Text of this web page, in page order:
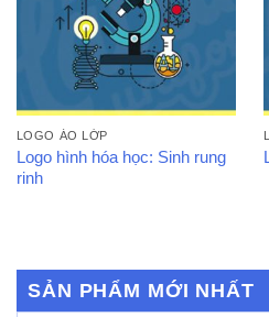
LOGO ÁO LỚP
Logo hình hóa học: Sinh rung
rinh
SẢN PHẨM MỚI NHẤT